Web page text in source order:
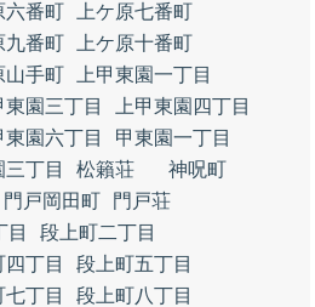
六番町
上ケ原七番町
九番町
上ケ原十番町
山手町
上甲東園一丁目
東園三丁目
上甲東園四丁目
東園六丁目
甲東園一丁目
丁目 松籟荘
神呪町
門戸岡田町
門戸荘
目
段上町二丁目
丁目
段上町五丁目
丁目
段上町八丁目